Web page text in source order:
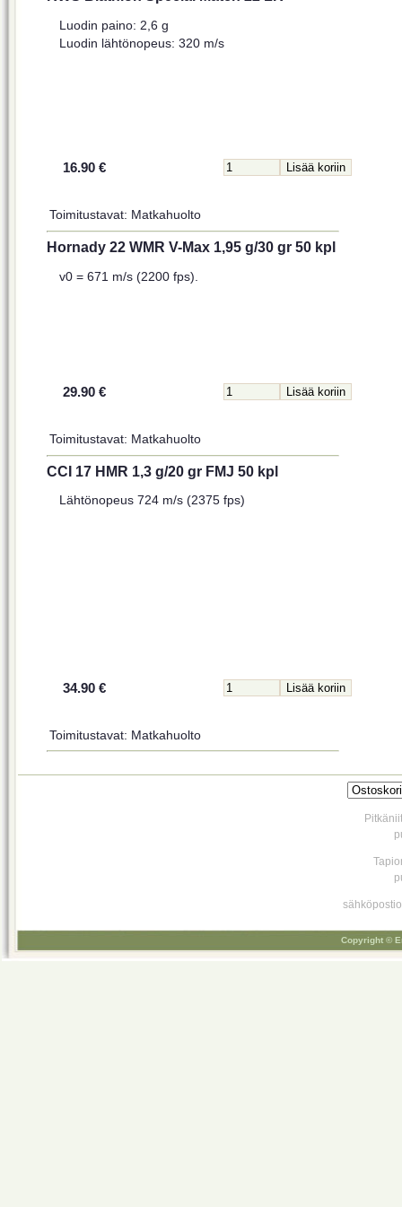
Luodin paino: 2,6 g
Luodin lähtönopeus: 320 m/s
16.90 €
Toimitustavat: Matkahuolto
Hornady 22 WMR V-Max 1,95 g/30 gr 50 kpl
v0 = 671 m/s (2200 fps).
29.90 €
Toimitustavat: Matkahuolto
CCI 17 HMR 1,3 g/20 gr FMJ 50 kpl
Lähtönopeus 724 m/s (2375 fps)
34.90 €
Toimitustavat: Matkahuolto
Copyright ©